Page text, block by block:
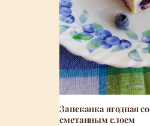
Запеканка ягодная со
сметанным слоем